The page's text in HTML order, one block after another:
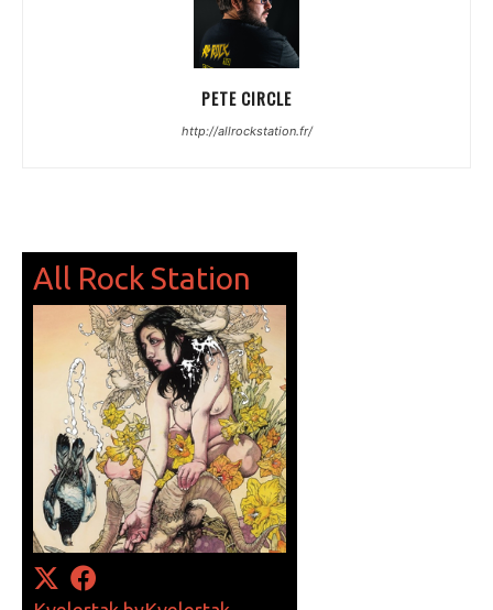
PETE CIRCLE
http://allrockstation.fr/